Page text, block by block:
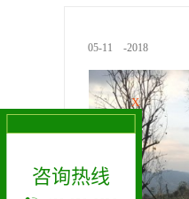
2018
-
05-11
X
咨询热线